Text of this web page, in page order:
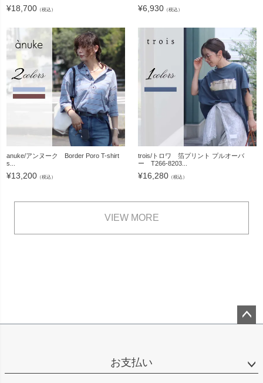
¥18,700 （税込） ¥6,930 （税込）
anuke/アンヌーク Border Poro T-shirt
s...
¥13,200 （税込）
trois/トロワ 箔プリント プルオーバ
ー T266-8203...
¥16,280 （税込）
VIEW MORE
お支払い